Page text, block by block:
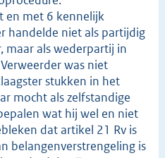
en met 6 kennelijk
handelde niet als partijdig
maar als wederpartij in
was niet
stukken in het
mocht als zelfstandige
wat hij wel en niet
dat artikel 21 Rv is
belangenverstrengeling is